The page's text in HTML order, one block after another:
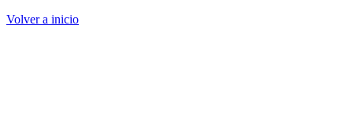
Volver a inicio